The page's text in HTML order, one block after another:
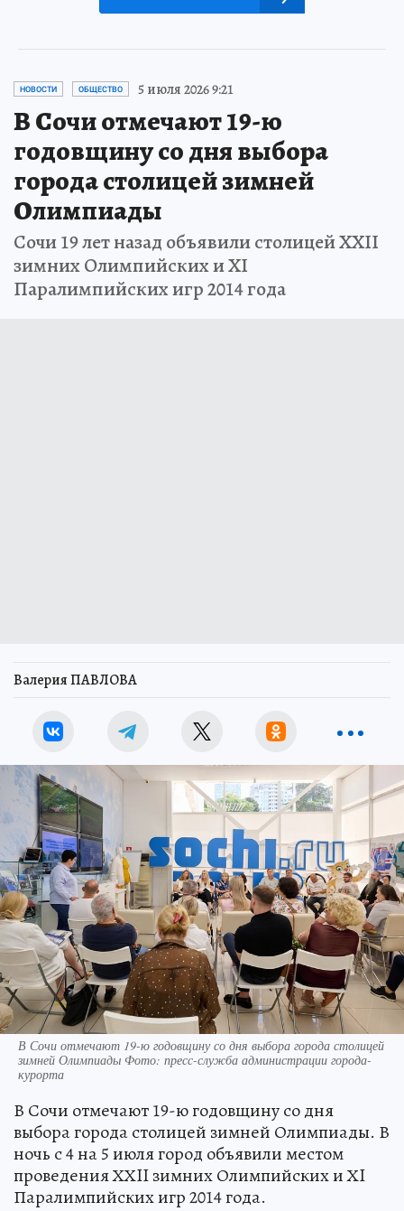
НОВОСТИ ОБЩЕСТВО 5 июля 2026 9:21
В Сочи отмечают 19-ю
годовщину со дня выбора
города столицей зимней
Олимпиады
Сочи 19 лет назад объявили столицей ХХII
зимних Олимпийских и ХI
Паралимпийских игр 2014 года
Валерия ПАВЛОВА
В Сочи отмечают 19-ю годовщину со дня выбора города столицей
зимней Олимпиады Фото: пресс-служба администрации города-
курорта
В Сочи отмечают 19-ю годовщину со дня
выбора города столицей зимней Олимпиады. В
ночь с 4 на 5 июля город объявили местом
проведения ХХII зимних Олимпийских и ХI
Паралимпийских игр 2014 года.